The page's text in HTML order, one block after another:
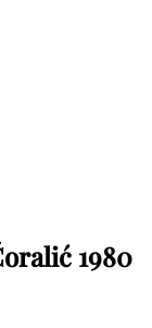
1980